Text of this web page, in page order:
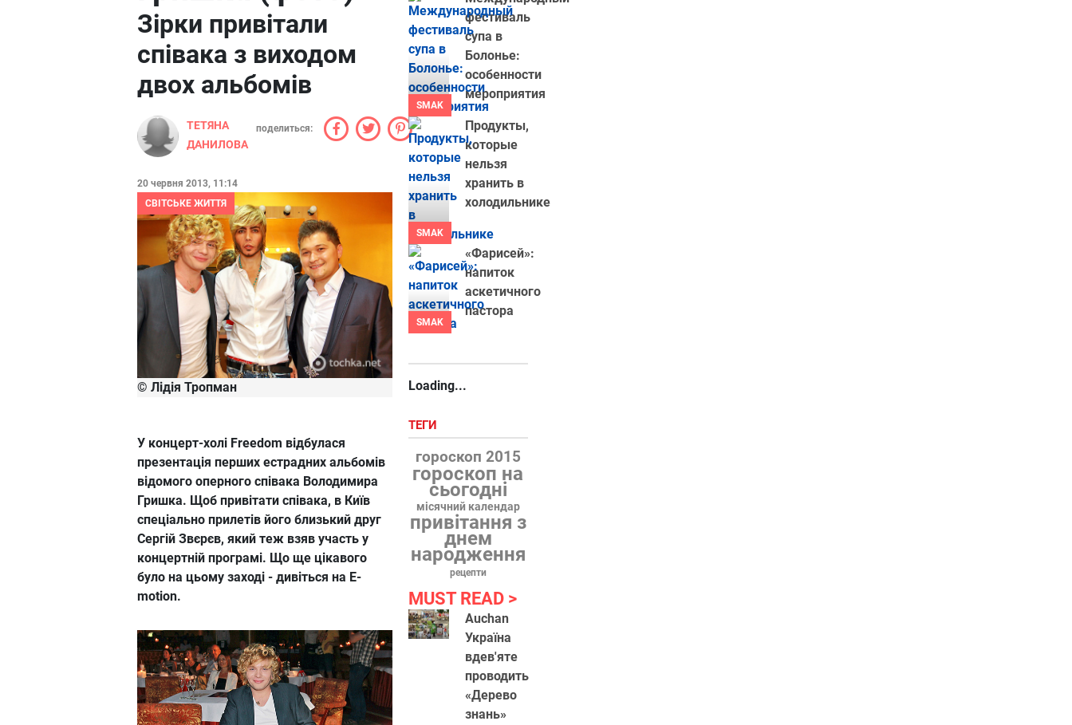
Зірки привітали
співака з виходом
двох альбомів
ТЕТЯНА
ДАНИЛОВА
поделиться:
20 червня 2013, 11:14
СВІТСЬКЕ ЖИТТЯ
© Лідія Тропман
У концерт-холі Freedom відбулася
презентація перших естрадних альбомів
відомого оперного співака Володимира
Гришка. Щоб привітати співака, в Київ
спеціально прилетів його близький друг
Сергій Звєрєв, який теж взяв участь у
концертній програмі. Що ще цікавого
було на цьому заході - дивіться на E-
motion.
SMAK
фестиваль
супа в
Болонье:
особенности
мероприятия
SMAK
Продукты,
которые
нельзя
хранить в
холодильнике
SMAK
«Фарисей»:
напиток
аскетичного
пастора
Loading...
ТЕГИ
гороскоп 2015
гороскоп на
сьогодні
місячний календар
привітання з
днем
народження
рецепти
MUST READ
Auchan
Україна
вдев'яте
проводить
«Дерево
знань»